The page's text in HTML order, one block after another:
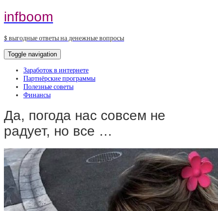
infboom
$ выгодные ответы на денежные вопросы
Toggle navigation
Заработок в интернете
Партнёрские программы
Полезные советы
Финансы
Да, погода нас совсем не
радует, но все …